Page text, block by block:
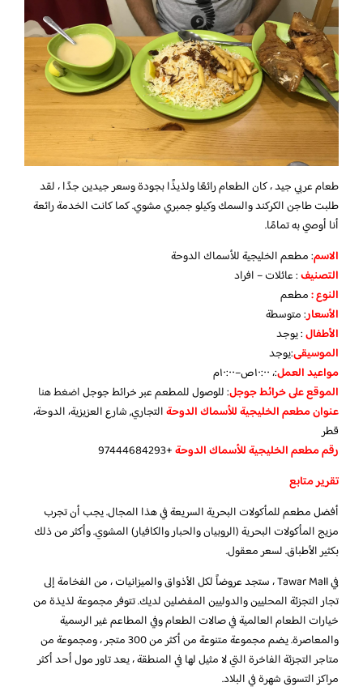
طعام عربي جيد ، كان الطعام رائعًا ولذيذًا بجودة وسعر جيدين جدًا ، لقد
طلبت طاجن الكركند والسمك وكيلو جمبري مشوي. كما كانت الخدمة رائعة
أنا أوصي به تمامًا.
الاسم: مطعم الخليجية للأسماك الدوحة
التصنيف: عائلات – افراد
النوع :مطعم
الأسعار:متوسطة
الأطفال:يوجد
الموسيقى:يوجد
مواعيد العمل:، ١٠:٠٠ص–١٠:٠٠م
الموقع على خرائط جوجل: للوصول للمطعم عبر خرائط جوجلاضغط هنا
عنوان مطعم الخليجية للأسماك الدوحةالتجاري, شارع العزيزية، الدوحة،
قطر
رقم مطعم الخليجية للأسماك الدوحة+97444684293
تقرير متابع
أفضل مطعم للمأكولات البحرية السريعة في هذا المجال. يجب أن تجرب
مزيج المأكولات البحرية (الروبيان والحبار والكافيار) المشوي. وأكثر من ذلك
بكثير الأطباق. لسعر معقول.
في Tawar Mall ، ستجد عروضاً لكل الأذواق والميزانيات ، من الفخامة إلى
تجار التجزئة المحليين والدوليين المفضلين لديك. تتوفر مجموعة لذيذة من
خيارات الطعام العالمية في صالات الطعام وفي المطاعم غير الرسمية
والمعاصرة. يضم مجموعة متنوعة من أكثر من 300 متجر ، ومجموعة من
متاجر التجزئة الفاخرة التي لا مثيل لها في المنطقة ، يعد تاور مول أحد أكثر
مراكز التسوق شهرة في البلاد.